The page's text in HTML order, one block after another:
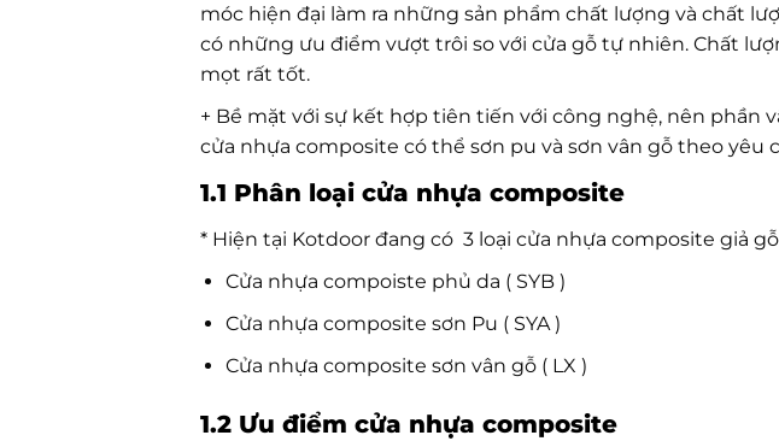
móc hiện đại làm ra những sản phẩm chất lượng và chất
có những ưu điểm vượt trôi so với cửa gỗ tự nhiên. Chất
mọt rất tốt.
+ Bề mặt với sự kết hợp tiên tiến với công nghệ, nên phần
cửa nhựa composite có thể sơn pu và sơn vân gỗ theo yêu
1.1 Phân loại cửa nhựa composite
* Hiện tại Kotdoor đang có 3 loại cửa nhựa composite giả
Cửa nhựa compoiste phủ da ( SYB )
Cửa nhựa composite sơn Pu ( SYA )
Cửa nhựa composite sơn vân gỗ ( LX )
1.2 Ưu điểm cửa nhựa composite